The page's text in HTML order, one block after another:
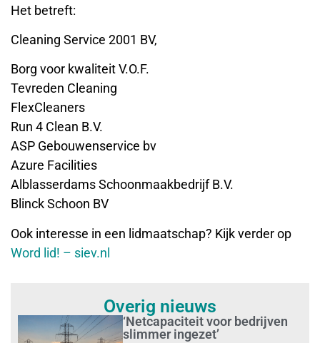
Het betreft:
Cleaning Service 2001 BV,
Borg voor kwaliteit V.O.F.
Tevreden Cleaning
FlexCleaners
Run 4 Clean B.V.
ASP Gebouwenservice bv
Azure Facilities
Alblasserdams Schoonmaakbedrijf B.V.
Blinck Schoon BV
Ook interesse in een lidmaatschap? Kijk verder op
Word lid! – siev.nl
Overig nieuws
‘Netcapaciteit voor bedrijven
slimmer ingezet’